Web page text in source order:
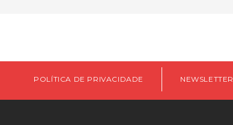
POLÍTICA DE PRIVACIDADE NEWSLETTER